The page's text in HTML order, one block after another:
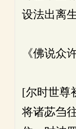
设法出离生
《佛说众
[尔时世尊
将诸苾刍